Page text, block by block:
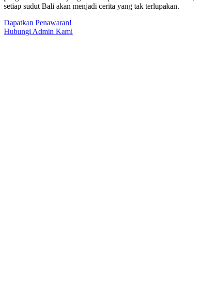
setiap sudut Bali akan menjadi cerita yang tak terlupakan.
Dapatkan Penawaran!
Hubungi Admin Kami